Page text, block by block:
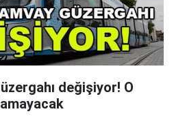
değişiyor! O